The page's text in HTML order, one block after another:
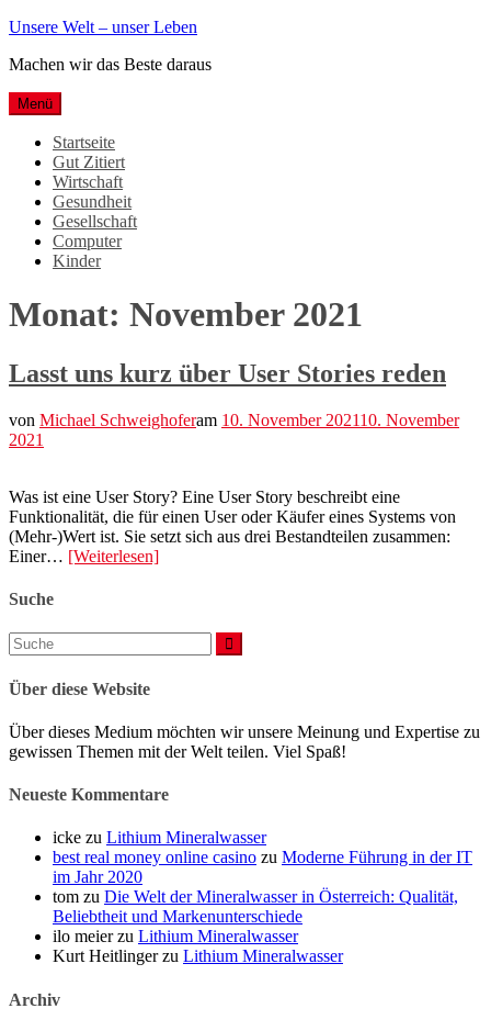
Weiter
Inhalt
Unsere Welt – unser Leben
Machen wir das Beste daraus
Menü
Startseite
Gut Zitiert
Wirtschaft
Gesundheit
Gesellschaft
Computer
Kinder
Monat: November 2021
Lasst uns kurz über User Stories reden
von Michael Schweighoferam 10. November 202110. November
2021
Was ist eine User Story? Eine User Story beschreibt eine
Funktionalität, die für einen User oder Käufer eines Systems von
(Mehr-)Wert ist. Sie setzt sich aus drei Bestandteilen zusammen:
Einer… [Weiterlesen]
Suche
Suchen
nach:
Über diese Website
Über dieses Medium möchten wir unsere Meinung und Expertise zu
gewissen Themen mit der Welt teilen. Viel Spaß!
Neueste Kommentare
icke zu Lithium Mineralwasser
best real money online casino zu Moderne Führung in der IT
im Jahr 2020
tom zu Die Welt der Mineralwasser in Österreich: Qualität,
Beliebtheit und Markenunterschiede
ilo meierzu Lithium Mineralwasser
Kurt Heitlingerzu Lithium Mineralwasser
Archiv